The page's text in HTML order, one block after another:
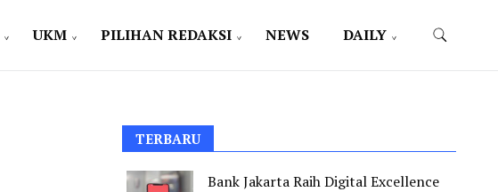
UKM PILIHAN REDAKSI NEWS DAILY
TERBARU
Bank Jakarta Raih Digital Excellence